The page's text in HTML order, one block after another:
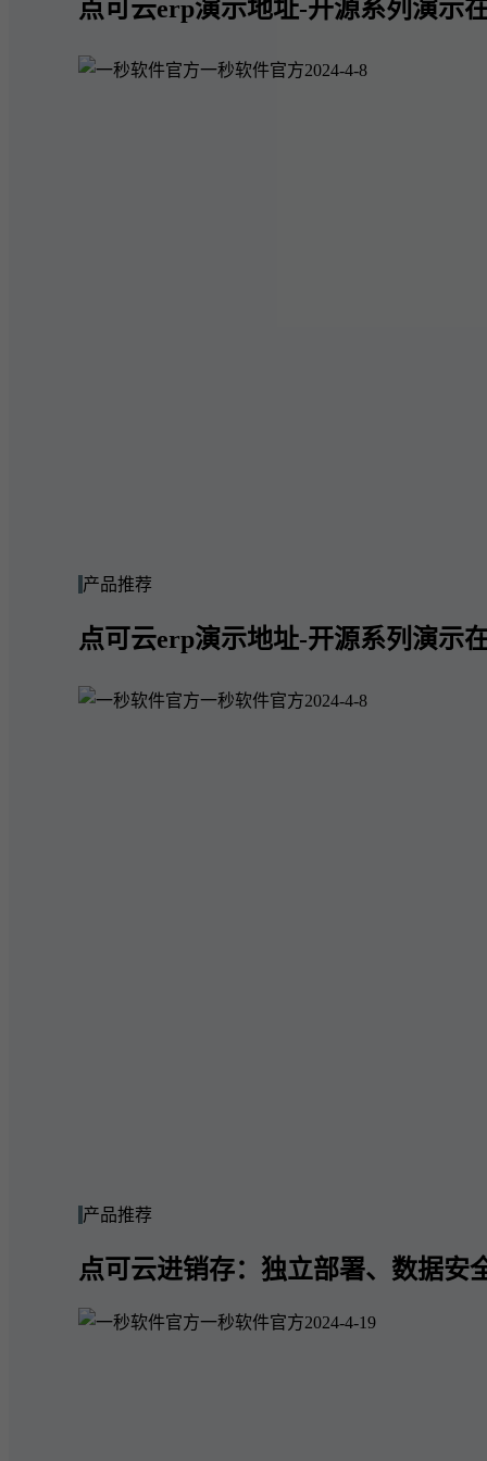
点可云erp演示地址-开源系列演示
一秒软件官方2024-4-8
产品推荐
点可云erp演示地址-开源系列演示
一秒软件官方2024-4-8
产品推荐
点可云进销存：独立部署、数据安
一秒软件官方2024-4-19